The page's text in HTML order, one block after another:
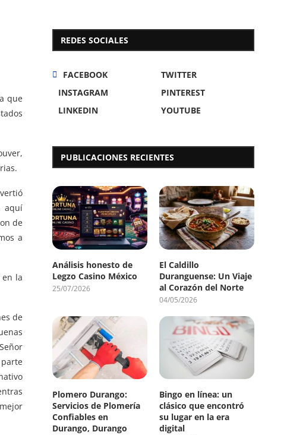
que
aquí
de
a
la
de
REDES SOCIALES
FACEBOOK
TWITTER
INSTAGRAM
PINTEREST
LINKEDIN
YOUTUBE
PUBLICACIONES RECIENTES
Análisis honesto de
Legzo Casino México
25/07/2026
El Caldillo
Duranguense: Un Viaje
al Corazón del Norte
04/05/2026
Plomero Durango:
Servicios de Plomería
Confiables en
Durango, Durango
Bingo en línea: un
clásico que encontró
su lugar en la era
digital